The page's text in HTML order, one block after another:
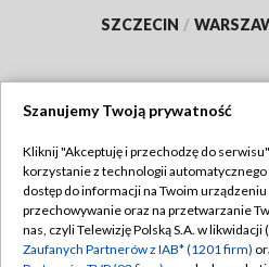
SZCZECIN /
TVP
Abonament TVP
Emisja w TVP
Polityka
Szanujemy Twoją prywatność
Kliknij "Akceptuję i przechodzę do
korzystanie z technologii automatycznego
dostęp do informacji na Twoim
przechowywanie oraz na przetwarzanie
nas, czyli Telewizję Polską S.A. w likwidacji
Zaufanych Partnerów z IAB* (1201 firm)